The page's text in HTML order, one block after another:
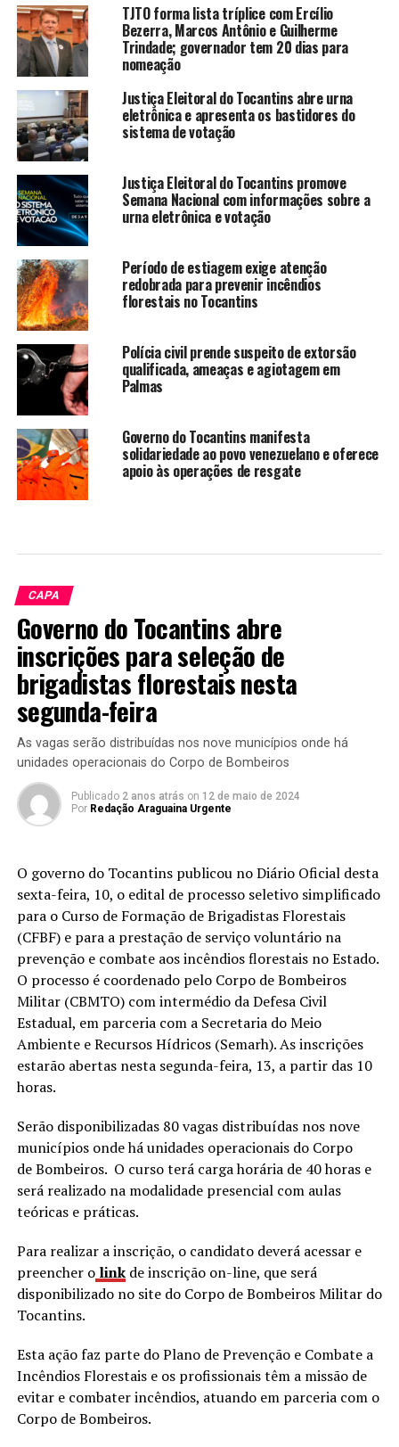
TJTO forma lista tríplice com Ercílio
Bezerra, Marcos Antônio e Guilherme
Trindade; governador tem 20 dias para
nomeação
Justiça Eleitoral do Tocantins abre urna
eletrônica e apresenta os bastidores do
sistema de votação
Justiça Eleitoral do Tocantins promove
Semana Nacional com informações sobre a
urna eletrônica e votação
Período de estiagem exige atenção
redobrada para prevenir incêndios
florestais no Tocantins
Polícia civil prende suspeito de extorsão
qualificada, ameaças e agiotagem em
Palmas
Governo do Tocantins manifesta
solidariedade ao povo venezuelano e oferece
apoio às operações de resgate
CAPA
Governo do Tocantins abre
inscrições para seleção de
brigadistas florestais nesta
segunda-feira
As vagas serão distribuídas nos nove municípios onde há
unidades operacionais do Corpo de Bombeiros
Publicado 2 anos atrás on 12 de maio de 2024
Por Redação Araguaina Urgente
O governo do Tocantins publicou no Diário Oficial desta
sexta-feira, 10, o edital de processo seletivo simplificado
para o Curso de Formação de Brigadistas Florestais
(CFBF) e para a prestação de serviço voluntário na
prevenção e combate aos incêndios florestais no Estado.
O processo é coordenado pelo Corpo de Bombeiros
Militar (CBMTO) com intermédio da Defesa Civil
Estadual, em parceria com a Secretaria do Meio
Ambiente e Recursos Hídricos (Semarh). As inscrições
estarão abertas nesta segunda-feira, 13, a partir das 10
horas.
Serão disponibilizadas 80 vagas distribuídas nos nove
municípios onde há unidades operacionais do Corpo
de Bombeiros. O curso terá carga horária de 40 horas e
será realizado na modalidade presencial com aulas
teóricas e práticas.
Para realizar a inscrição, o candidato deverá acessar e
preencher o linkde inscrição on-line, que será
disponibilizado no site do Corpo de Bombeiros Militar do
Tocantins.
Esta ação faz parte do Plano de Prevenção e Combate a
Incêndios Florestais e os profissionais têm a missão de
evitar e combater incêndios, atuando em parceria com o
Corpo de Bombeiros.